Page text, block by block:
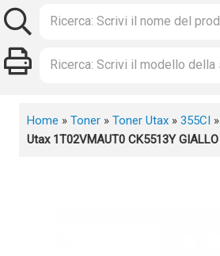
Home » Toner » Toner Utax » 355CI »
Utax 1T02VMAUT0 CK5513Y GIALLO